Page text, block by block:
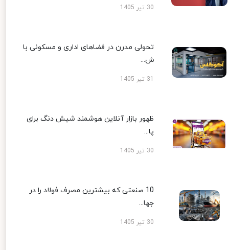
30 تیر 1405
تحولی مدرن در فضاهای اداری و مسکونی با
ش...
ظهور بازار آنلاین هوشمند شیش دنگ برای
پا...
30 تیر 1405
10 صنعتی که بیشترین مصرف فولاد را در
جها...
30 تیر 1405